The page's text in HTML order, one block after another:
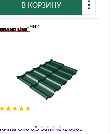
В КОРЗИНУ
Kvinta Uno 0,5 Satin RAL 6005
В наличии